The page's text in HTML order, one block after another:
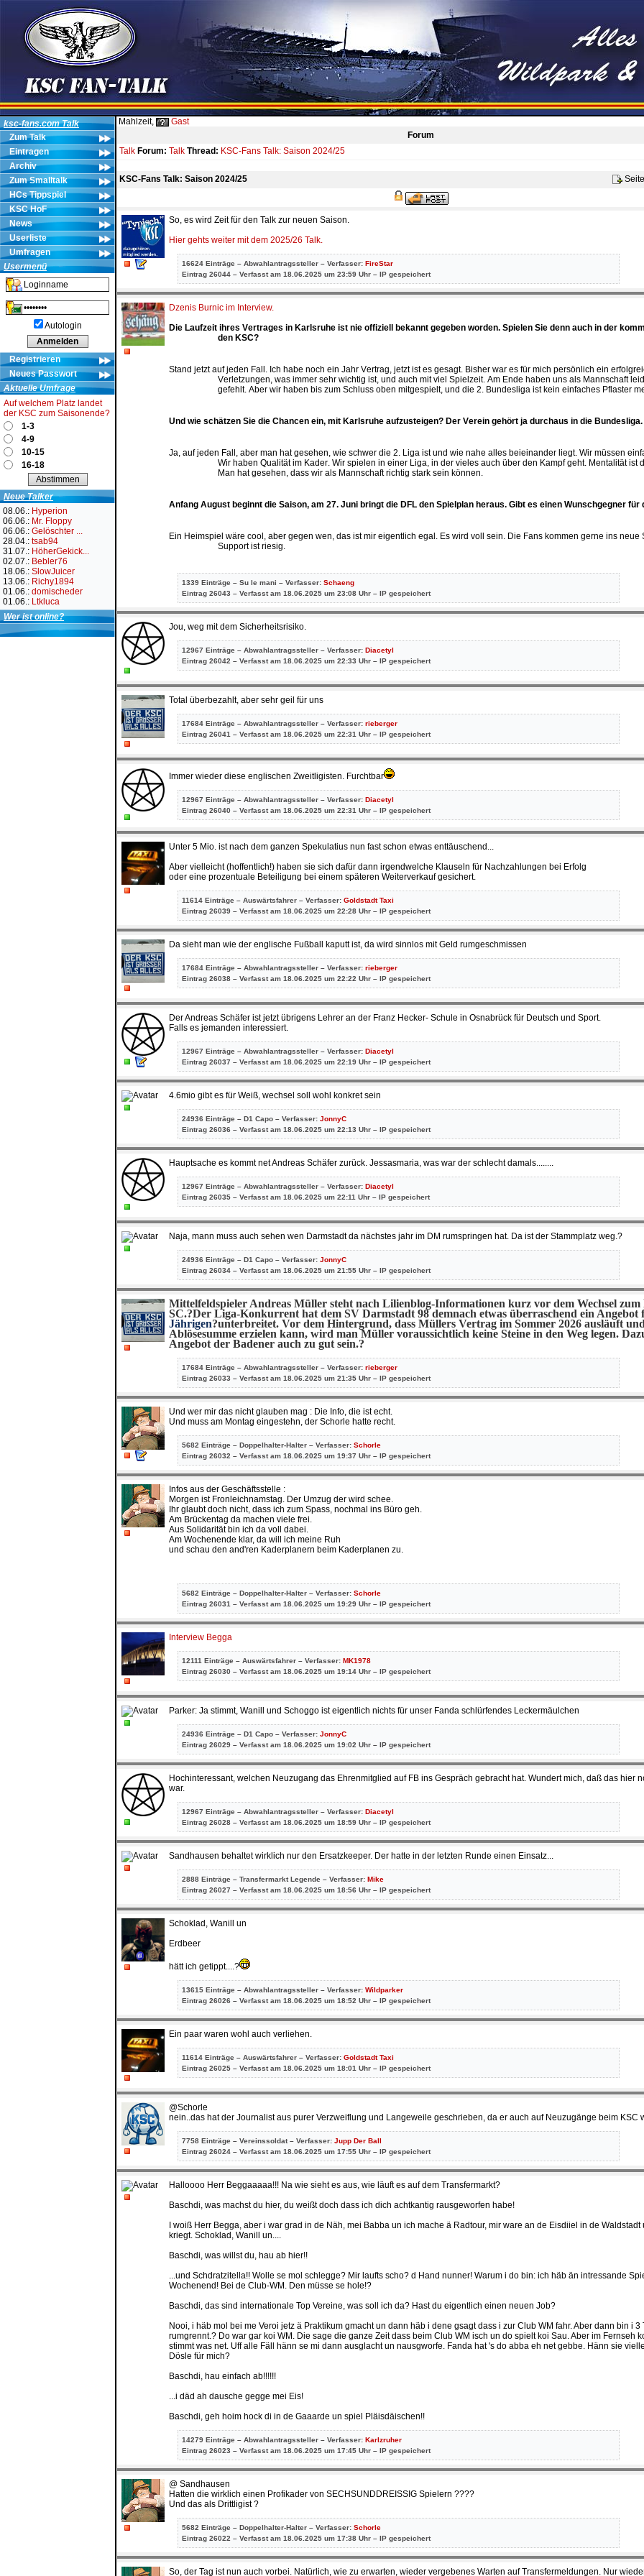
ksc-fans.com Talk
Zum Talk
Eintragen
Archiv
Zum Smalltalk
HCs Tippspiel
KSC HoF
News
Userliste
Umfragen
Usermenü
Autologin
Registrieren
Neues Passwort
Aktuelle Umfrage
Auf welchem Platz landet
der KSC zum Saisonende?
1-3
4-9
10-15
16-18
Neue Talker
08.06.: Hyperion
06.06.: Mr. Floppy
06.06.: Gelöschter ...
28.04.: tsab94
31.07.: HöherGekick...
02.07.: Bebler76
18.06.: SlowJuicer
13.06.: Richy1894
01.06.: domischeder
01.06.: Ltkluca
Wer ist online?
Mahlzeit,
Gast
Forum
Talk Forum: Talk Thread: KSC-Fans Talk: Saison 2024/25
KSC-Fans Talk: Saison 2024/25
So, es wird Zeit für den Talk zur neuen Saison.
Hier gehts weiter mit dem 2025/26 Talk.
16624 Einträge – Abwahlantragssteller – Verfasser: FireStar
Eintrag 26044 – Verfasst am 18.06.2025 um 23:59 Uhr – IP gespeichert
Dzenis Burnic im Interview.
Die Laufzeit ihres Vertrages in Karlsruhe ist nie offiziell bekannt gegeben worden. Spielen Sie denn auch in der
den KSC?
Stand jetzt auf jeden Fall. Ich habe noch ein Jahr Vertrag, jetzt ist es gesagt. Bisher war es für mich persönlich ein
Verletzungen, was immer sehr wichtig ist, und auch mit viel Spielzeit. Am Ende haben uns als Mannschaft
gefehlt. Aber wir haben bis zum Schluss oben mitgespielt, und die 2. Bundesliga ist kein einfaches Pflaster
Und wie schätzen Sie die Chancen ein, mit Karlsruhe aufzusteigen? Der Verein gehört ja durchaus in die Bundesliga.
Ja, auf jeden Fall, aber man hat gesehen, wie schwer die 2. Liga ist und wie nahe alles beieinander liegt. Wir müssen
Wir haben Qualität im Kader. Wir spielen in einer Liga, in der vieles auch über den Kampf geht. Mentalität ist
Man hat gesehen, dass wir als Mannschaft richtig stark sein können.
Anfang August beginnt die Saison, am 27. Juni bringt die DFL den Spielplan heraus. Gibt es einen Wunschgegner für
Ein Heimspiel wäre cool, aber gegen wen, das ist mir eigentlich egal. Es wird voll sein. Die Fans kommen gerne ins neue
Support ist riesig.
1339 Einträge – Su le mani – Verfasser: Schaeng
Eintrag 26043 – Verfasst am 18.06.2025 um 23:08 Uhr – IP gespeichert
Jou, weg mit dem Sicherheitsrisiko.
12967 Einträge – Abwahlantragssteller – Verfasser: Diacetyl
Eintrag 26042 – Verfasst am 18.06.2025 um 22:33 Uhr – IP gespeichert
Total überbezahlt, aber sehr geil für uns
17684 Einträge – Abwahlantragssteller – Verfasser: rieberger
Eintrag 26041 – Verfasst am 18.06.2025 um 22:31 Uhr – IP gespeichert
Immer wieder diese englischen Zweitligisten. Furchtbar
12967 Einträge – Abwahlantragssteller – Verfasser: Diacetyl
Eintrag 26040 – Verfasst am 18.06.2025 um 22:31 Uhr – IP gespeichert
Unter 5 Mio. ist nach dem ganzen Spekulatius nun fast schon etwas enttäuschend...
Aber vielleicht (hoffentlich!) haben sie sich dafür dann irgendwelche Klauseln für Nachzahlungen bei Erfolg
oder eine prozentuale Beteiligung bei einem späteren Weiterverkauf gesichert.
11614 Einträge – Auswärtsfahrer – Verfasser: Goldstadt Taxi
Eintrag 26039 – Verfasst am 18.06.2025 um 22:28 Uhr – IP gespeichert
Da sieht man wie der englische Fußball kaputt ist, da wird sinnlos mit Geld rumgeschmissen
17684 Einträge – Abwahlantragssteller – Verfasser: rieberger
Eintrag 26038 – Verfasst am 18.06.2025 um 22:22 Uhr – IP gespeichert
Der Andreas Schäfer ist jetzt übrigens Lehrer an der Franz Hecker- Schule in Osnabrück für Deutsch und Sport.
Falls es jemanden interessiert.
12967 Einträge – Abwahlantragssteller – Verfasser: Diacetyl
Eintrag 26037 – Verfasst am 18.06.2025 um 22:19 Uhr – IP gespeichert
4.6mio gibt es für Weiß, wechsel soll wohl konkret sein
24936 Einträge – D1 Capo – Verfasser: JonnyC
Eintrag 26036 – Verfasst am 18.06.2025 um 22:13 Uhr – IP gespeichert
Hauptsache es kommt net Andreas Schäfer zurück. Jessasmaria, was war der schlecht damals........
12967 Einträge – Abwahlantragssteller – Verfasser: Diacetyl
Eintrag 26035 – Verfasst am 18.06.2025 um 22:11 Uhr – IP gespeichert
Naja, mann muss auch sehen wen Darmstadt da nächstes jahr im DM rumspringen hat. Da ist der Stammplatz weg.?
24936 Einträge – D1 Capo – Verfasser: JonnyC
Eintrag 26034 – Verfasst am 18.06.2025 um 21:55 Uhr – IP gespeichert
Mittelfeldspieler Andreas Müller steht nach Lilienblog-Informationen kurz vor dem Wechsel
SC.?Der Liga-Konkurrent hat dem SV Darmstadt 98 demnach etwas überraschend ein Angebot
Jährigen?unterbreitet. Vor dem Hintergrund, dass Müllers Vertrag im Sommer 2026 ausläuft
Ablösesumme erzielen kann, wird man Müller voraussichtlich keine Steine in den Weg legen.
Angebot der Badener auch zu gut sein.?
17684 Einträge – Abwahlantragssteller – Verfasser: rieberger
Eintrag 26033 – Verfasst am 18.06.2025 um 21:35 Uhr – IP gespeichert
Und wer mir das nicht glauben mag : Die Info, die ist echt.
Und muss am Montag eingestehn, der Schorle hatte recht.
5682 Einträge – Doppelhalter-Halter – Verfasser: Schorle
Eintrag 26032 – Verfasst am 18.06.2025 um 19:37 Uhr – IP gespeichert
Infos aus der Geschäftsstelle :
Morgen ist Fronleichnamstag. Der Umzug der wird schee.
Ihr glaubt doch nicht, dass ich zum Spass, nochmal ins Büro geh.
Am Brückentag da machen viele frei.
Aus Solidarität bin ich da voll dabei.
Am Wochenende klar, da will ich meine Ruh
und schau den and'ren Kaderplanern beim Kaderplanen zu.
5682 Einträge – Doppelhalter-Halter – Verfasser: Schorle
Eintrag 26031 – Verfasst am 18.06.2025 um 19:29 Uhr – IP gespeichert
Interview Begga
12111 Einträge – Auswärtsfahrer – Verfasser: MK1978
Eintrag 26030 – Verfasst am 18.06.2025 um 19:14 Uhr – IP gespeichert
Parker: Ja stimmt, Wanill und Schoggo ist eigentlich nichts für unser Fanda schlürfendes Leckermäulchen
24936 Einträge – D1 Capo – Verfasser: JonnyC
Eintrag 26029 – Verfasst am 18.06.2025 um 19:02 Uhr – IP gespeichert
Hochinteressant, welchen Neuzugang das Ehrenmitglied auf FB ins Gespräch gebracht hat. Wundert mich, daß das hier
war.
12967 Einträge – Abwahlantragssteller – Verfasser: Diacetyl
Eintrag 26028 – Verfasst am 18.06.2025 um 18:59 Uhr – IP gespeichert
Sandhausen behaltet wirklich nur den Ersatzkeeper. Der hatte in der letzten Runde einen Einsatz...
2888 Einträge – Transfermarkt Legende – Verfasser: Mike
Eintrag 26027 – Verfasst am 18.06.2025 um 18:56 Uhr – IP gespeichert
Schoklad, Wanill un
Erdbeer
hätt ich getippt....?
13615 Einträge – Abwahlantragssteller – Verfasser: Wildparker
Eintrag 26026 – Verfasst am 18.06.2025 um 18:52 Uhr – IP gespeichert
Ein paar waren wohl auch verliehen.
11614 Einträge – Auswärtsfahrer – Verfasser: Goldstadt Taxi
Eintrag 26025 – Verfasst am 18.06.2025 um 18:01 Uhr – IP gespeichert
@Schorle
nein..das hat der Journalist aus purer Verzweiflung und Langeweile geschrieben, da er auch auf Neuzugänge beim KSC
7758 Einträge – Vereinssoldat – Verfasser: Jupp Der Ball
Eintrag 26024 – Verfasst am 18.06.2025 um 17:55 Uhr – IP gespeichert
Halloooo Herr Beggaaaaa!!! Na wie sieht es aus, wie läuft es auf dem Transfermarkt?
Baschdi, was machst du hier, du weißt doch dass ich dich achtkantig rausgeworfen habe!
I woiß Herr Begga, aber i war grad in de Näh, mei Babba un ich mache ä Radtour, mir ware an de Eisdiiel in de Waldstadt
kriegt. Schoklad, Wanill un....
Baschdi, was willst du, hau ab hier!!
...und Schdratzitella!! Wolle se mol schlegge? Mir laufts scho? d Hand nunner! Warum i do bin: ich häb än intressande
Wochenend! Bei de Club-WM. Den müsse se hole!?
Baschdi, das sind internationale Top Vereine, was soll ich da? Hast du eigentlich einen neuen Job?
Nooi, i häb mol bei me Veroi jetz ä Praktikum gmacht un dann häb i dene gsagt dass i zur Club WM fahr. Aber dann bin i 3
rumgrennt.? Do war gar koi WM. Die sage die ganze Zeit dass beim Club WM isch un do spielt koi Sau. Aber im Fernseh
stimmt was net. Uff alle Fäll hänn se mi dann ausglacht un nausgworfe. Fanda hat 's do abba eh net gebbe. Hänn sie
Dösle für mich?
Baschdi, hau einfach ab!!!!!!
...i däd ah dausche gegge mei Eis!
Baschdi, geh hoim hock di in de Gaaarde un spiel Pläisdäischen!!
14279 Einträge – Abwahlantragssteller – Verfasser: Karlzruher
Eintrag 26023 – Verfasst am 18.06.2025 um 17:45 Uhr – IP gespeichert
@ Sandhausen
Hatten die wirklich einen Profikader von SECHSUNDDREISSIG Spielern ????
Und das als Drittligist ?
5682 Einträge – Doppelhalter-Halter – Verfasser: Schorle
Eintrag 26022 – Verfasst am 18.06.2025 um 17:38 Uhr – IP gespeichert
So, der Tag ist nun auch vorbei. Natürlich, wie zu erwarten, wieder vergebenes Warten auf Transfermeldungen. Nur